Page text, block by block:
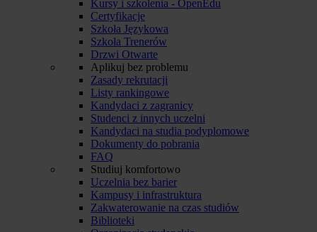
Kursy i szkolenia - OpenEdu
Certyfikacje
Szkoła Językowa
Szkoła Trenerów
Drzwi Otwarte
Aplikuj bez problemu
Zasady rekrutacji
Listy rankingowe
Kandydaci z zagranicy
Studenci z innych uczelni
Kandydaci na studia podyplomowe
Dokumenty do pobrania
FAQ
Studiuj komfortowo
Uczelnia bez barier
Kampusy i infrastruktura
Zakwaterowanie na czas studiów
Biblioteki